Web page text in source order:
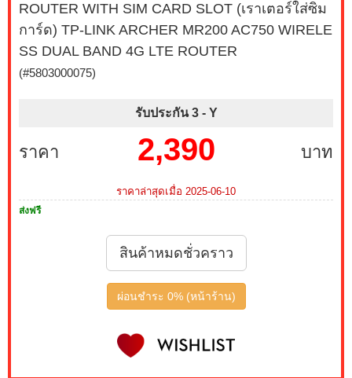
ROUTER WITH SIM CARD SLOT (เราเตอร์ใส่ซิม
การ์ด) TP-LINK ARCHER MR200 AC750 WIRELE
SS DUAL BAND 4G LTE ROUTER
(#5803000075)
รับประกัน 3 - Y
ราคา บาท
2,390
ราคาล่าสุดเมื่อ 2025-06-10
ส่งฟรี
สินค้าหมดชั่วคราว
ผ่อนชำระ 0% (หน้าร้าน)